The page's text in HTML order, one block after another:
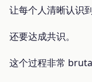
让每个人清晰认识
还要达成共识。
这个过程非常 brutal